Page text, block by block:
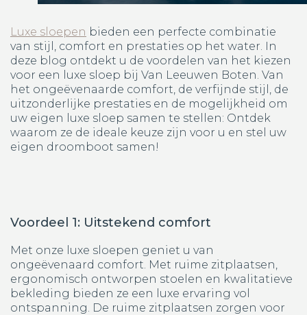
Luxe sloepen bieden een perfecte combinatie
van stijl, comfort en prestaties op het water. In
deze blog ontdekt u de voordelen van het kiezen
voor een luxe sloep bij Van Leeuwen Boten. Van
het ongeëvenaarde comfort, de verfijnde stijl, de
uitzonderlijke prestaties en de mogelijkheid om
uw eigen luxe sloep samen te stellen: Ontdek
waarom ze de ideale keuze zijn voor u en stel uw
eigen droomboot samen!
Voordeel 1: Uitstekend comfort
Met onze luxe sloepen geniet u van
ongeëvenaard comfort. Met ruime zitplaatsen,
ergonomisch ontworpen stoelen en kwalitatieve
bekleding bieden ze een luxe ervaring vol
ontspanning. De ruime zitplaatsen zorgen voor